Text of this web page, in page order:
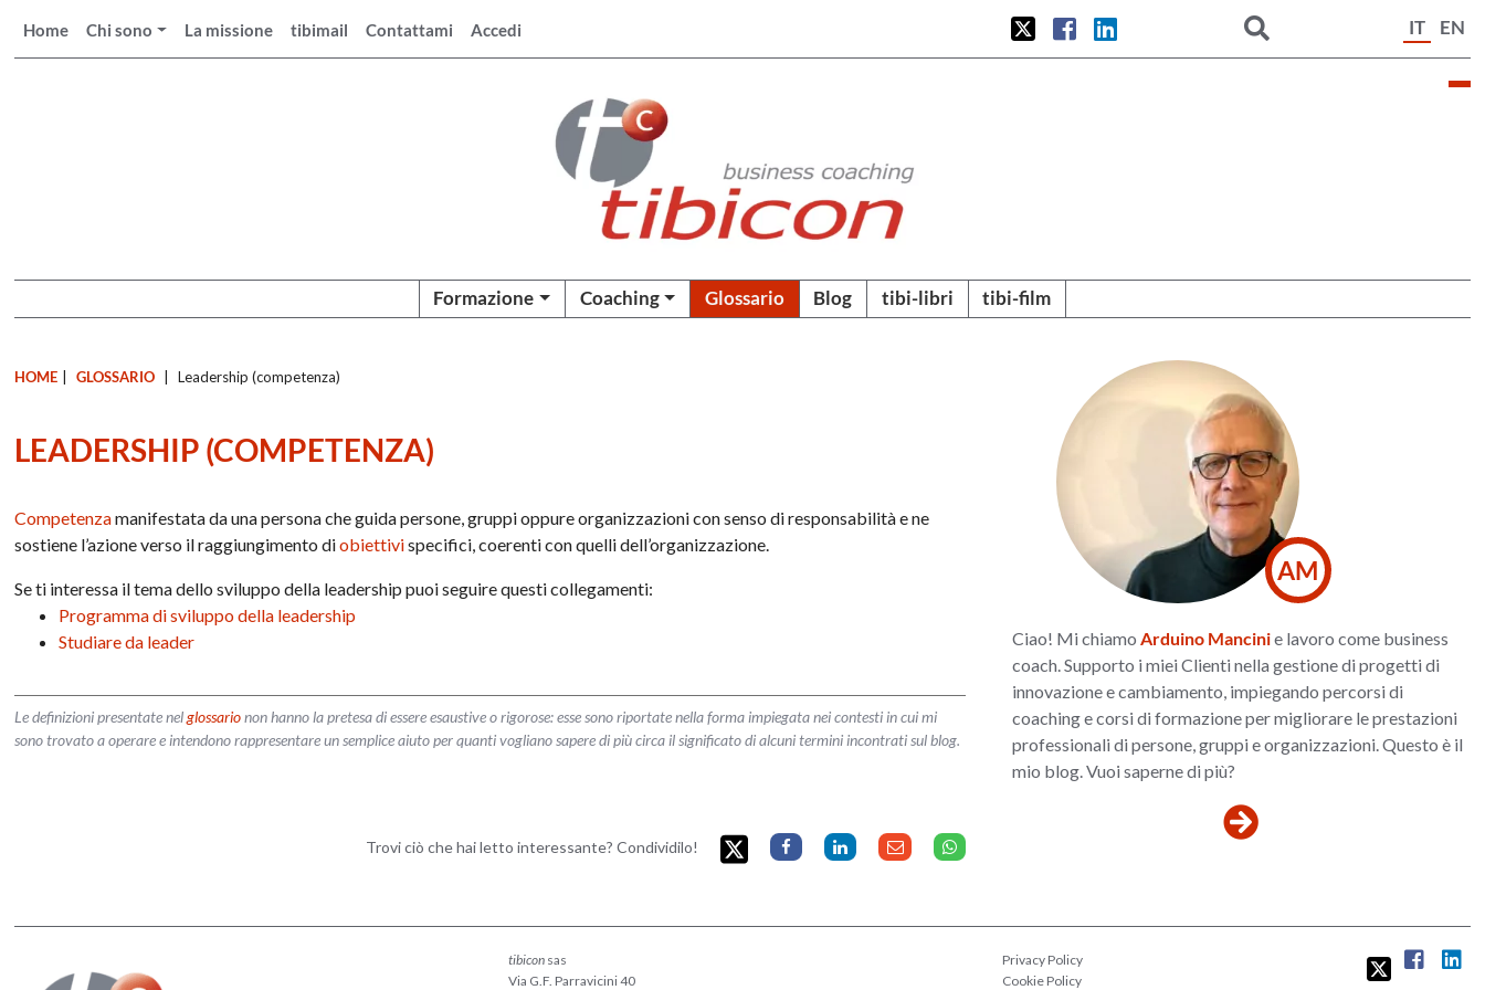
Home Chi sono La missione tibimail Contattami Accedi IT EN
Formazione Coaching Glossario Blog tibi-libri tibi-film
HOME GLOSSARIO Leadership (competenza)
LEADERSHIP (COMPETENZA)
Competenzamanifestata da una persona che guida persone, gruppi oppure organizzazioni con senso di responsabilità e ne
sostiene l’azione verso il raggiungimento diobiettivispecifici, coerenti con quelli dell’organizzazione.
Se ti interessa il tema dello sviluppo della leadership puoi seguire questi collegamenti:
Programma di sviluppo della leadership
Studiare da leader
Le definizioni presentate nelglossarionon hanno la pretesa di essere esaustive o rigorose: esse sono riportate nella forma impiegata nei contesti in cui mi
sono trovato a operare e intendono rappresentare un semplice aiuto per quanti vogliano sapere di più circa il significato di alcuni termini incontrati sul blog.
Trovi ciò che hai letto interessante? Condividilo!
AM
Ciao! Mi chiamo Arduino Mancinie lavoro come business
coach. Supporto i miei Clienti nella gestione di progetti di
innovazione e cambiamento, impiegando percorsi di
coaching e corsi di formazione per migliorare le prestazioni
professionali di persone, gruppi e organizzazioni. Questo è il
mio blog. Vuoi saperne di più?
tibiconsas
Via G.F. Parravicini 40
Privacy Policy
Cookie Policy